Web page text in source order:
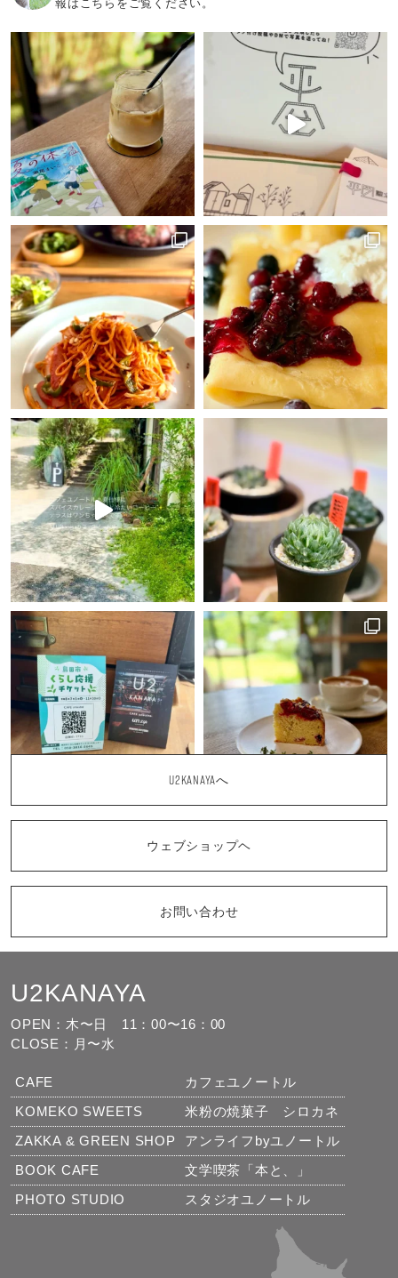
報はこちらをご覧ください。
もっと見る フォローする
U2KANAYAへ
ウェブショップヘ
お問い合わせ
U2KANAYA
OPEN：木〜日 11：00〜16：00
CLOSE：月〜水
CAFE
カフェユノートル
KOMEKO SWEETS
米粉の焼菓子 シロカネ
ZAKKA & GREEN SHOP
アンライフbyユノートル
BOOK CAFE
文学喫茶「本と、」
PHOTO STUDIO
スタジオユノートル